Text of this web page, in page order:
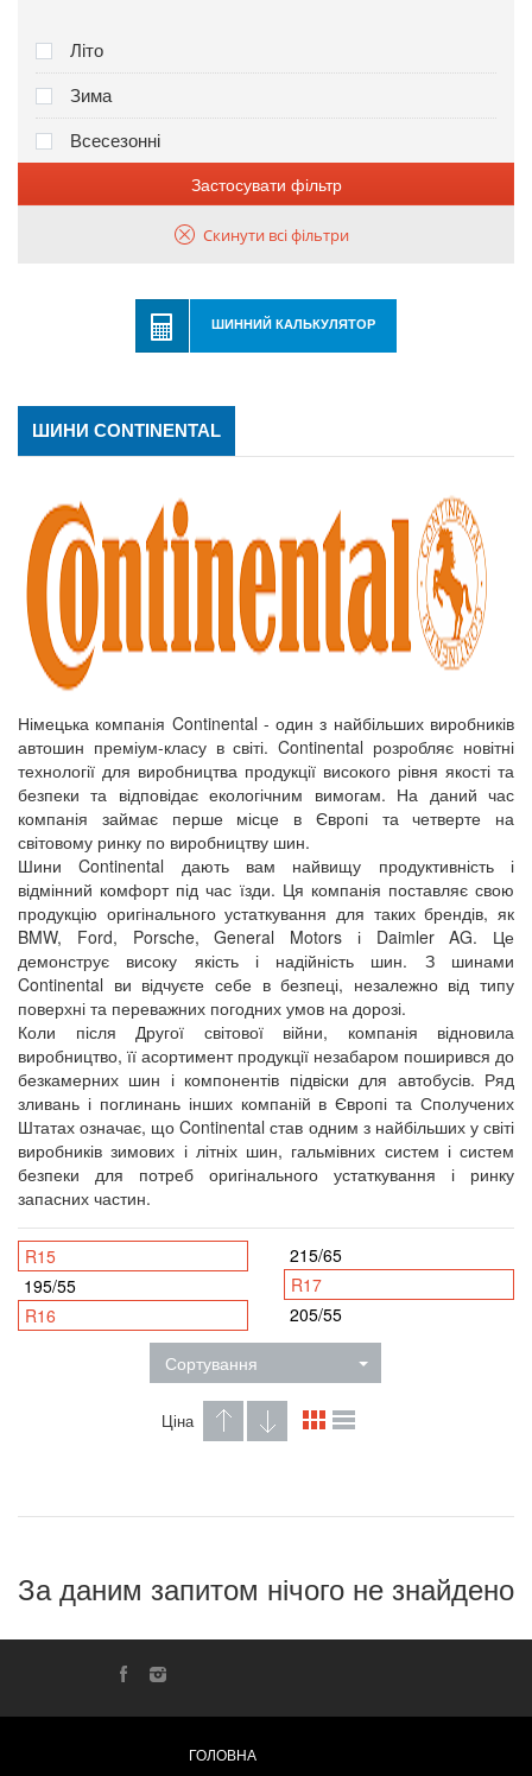
Літо
Зима
Всесезонні
Застосувати фільтр
Скинути всі фільтри
ШИННИЙ КАЛЬКУЛЯТОР
ШИНИ CONTINENTAL
Німецька компанія Continental - один з найбільших виробників
автошин преміум-класу в світі. Continental розробляє новітні
технології для виробництва продукції високого рівня якості та
безпеки та відповідає екологічним вимогам. На даний час
компанія займає перше місце в Європі та четверте на
світовому ринку по виробництву шин.
Шини Continental дають вам найвищу продуктивність і
відмінний комфорт під час їзди. Ця компанія поставляє свою
продукцію оригінального устаткування для таких брендів, як
BMW, Ford, Porsche, General Motors і Daimler AG. Це
демонструє високу якість і надійність шин. З шинами
Continental ви відчуєте себе в безпеці, незалежно від типу
поверхні та переважних погодних умов на дорозі.
Коли після Другої світової війни, компанія відновила
виробництво, її асортимент продукції незабаром поширився до
безкамерних шин і компонентів підвіски для автобусів. Ряд
зливань і поглинань інших компаній в Європі та Сполучених
Штатах означає, що Continental став одним з найбільших у світі
виробників зимових і літніх шин, гальмівних систем і систем
безпеки для потреб оригінального устаткування і ринку
запасних частин.
R15
195/55
R16
215/65
R17
205/55
Сортування
Ціна
За даним запитом нічого не знайдено
ГОЛОВНА